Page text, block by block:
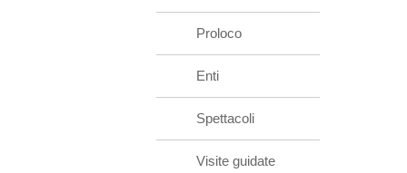
Proloco
Enti
Spettacoli
Visite guidate